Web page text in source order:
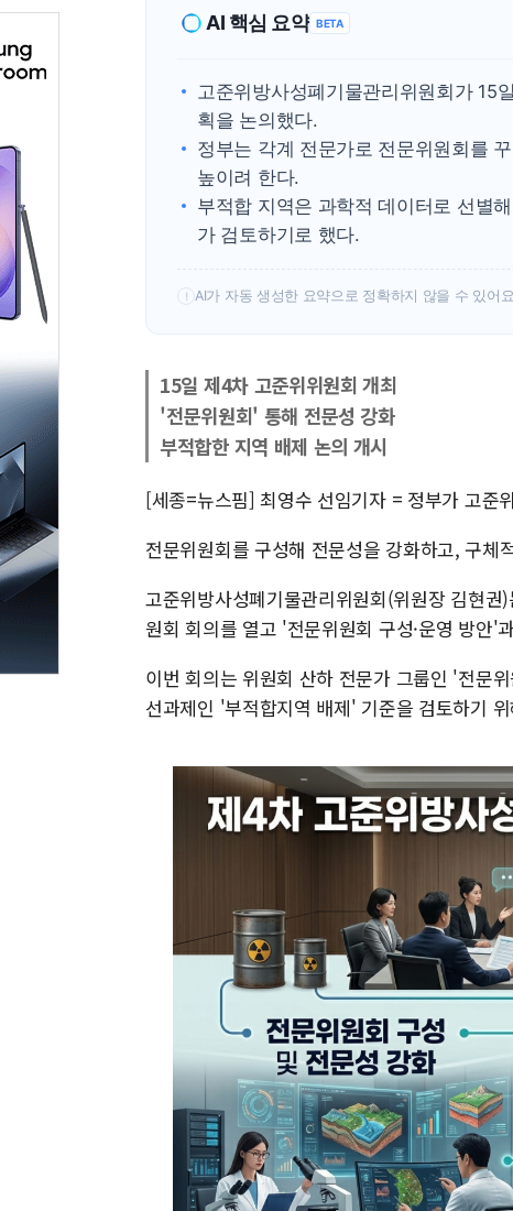
AI 핵심 요약 BETA
고준위방사성폐기물관리위원회가 15
획을 논의했다.
정부는 각계 전문가로 전문위원회를
높이려 한다.
부적합 지역은 과학적 데이터로 선별
가 검토하기로 했다.
! AI가 자동 생성한 요약으로 정확하지 않을 수 있어
15일 제4차 고준위위원회 개최
'전문위원회' 통해 전문성 강화
부적합한 지역 배제 논의 개시
[세종=뉴스핌] 최영수 선임기자 = 정부가 고준
전문위원회를 구성해 전문성을 강화하고, 구
고준위방사성폐기물관리위원회(위원장 김현
원회 회의를 열고 '전문위원회 구성·운영 방안
이번 회의는 위원회 산하 전문가 그룹인 '전문
선과제인 '부적합지역 배제' 기준을 검토하기